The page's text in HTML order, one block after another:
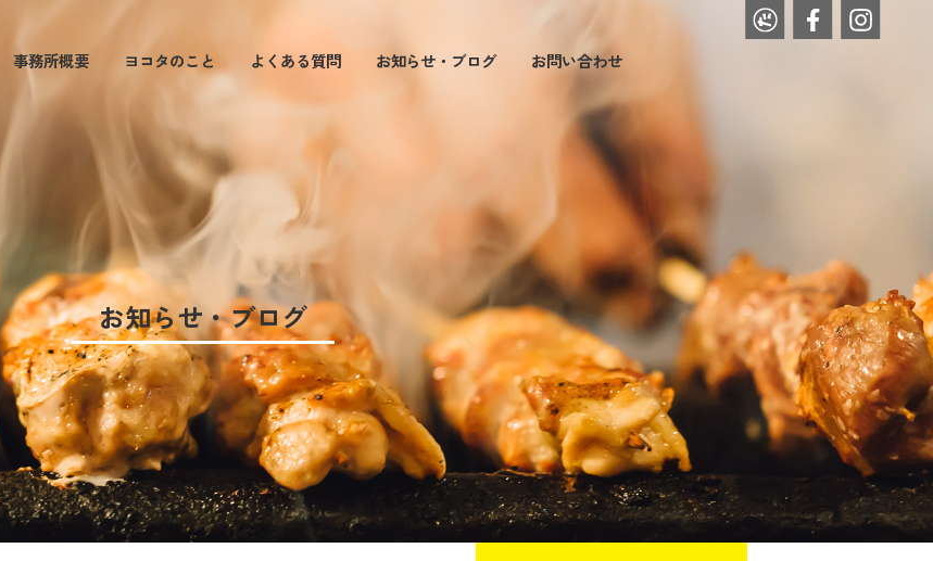
事務所概要 ヨコタのこと よくある質問 お知らせ・ブログ お問い合わせ
お知らせ・ブログ